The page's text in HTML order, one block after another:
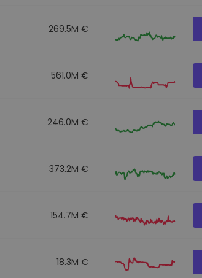
269.5M €
561.0M €
246.0M €
373.2M €
154.7M €
18.3M €